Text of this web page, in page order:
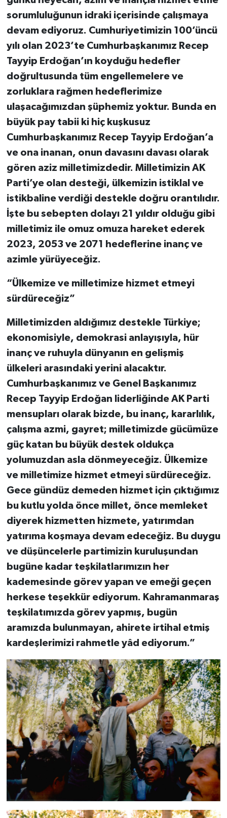
sorumluluğunun idraki içerisinde çalışmaya
devam ediyoruz. Cumhuriyetimizin 100’üncü
yılı olan 2023’te Cumhurbaşkanımız Recep
Tayyip Erdoğan’ın koyduğu hedefler
doğrultusunda tüm engellemelere ve
zorluklara rağmen hedeflerimize
ulaşacağımızdan şüphemiz yoktur. Bunda en
büyük pay tabii ki hiç kuşkusuz
Cumhurbaşkanımız Recep Tayyip Erdoğan’a
ve ona inanan, onun davasını davası olarak
gören aziz milletimizdedir. Milletimizin AK
Parti’ye olan desteği, ülkemizin istiklal ve
istikbaline verdiği destekle doğru orantılıdır.
İşte bu sebepten dolayı 21 yıldır olduğu gibi
milletimiz ile omuz omuza hareket ederek
2023, 2053 ve 2071 hedeflerine inanç ve
azimle yürüyeceğiz.
“Ülkemize ve milletimize hizmet etmeyi
sürdüreceğiz”
Milletimizden aldığımız destekle Türkiye;
ekonomisiyle, demokrasi anlayışıyla, hür
inanç ve ruhuyla dünyanın en gelişmiş
ülkeleri arasındaki yerini alacaktır.
Cumhurbaşkanımız ve Genel Başkanımız
Recep Tayyip Erdoğan liderliğinde AK Parti
mensupları olarak bizde, bu inanç, kararlılık,
çalışma azmi, gayret; milletimizde gücümüze
güç katan bu büyük destek oldukça
yolumuzdan asla dönmeyeceğiz. Ülkemize
ve milletimize hizmet etmeyi sürdüreceğiz.
Gece gündüz demeden hizmet için çıktığımız
bu kutlu yolda önce millet, önce memleket
diyerek hizmetten hizmete, yatırımdan
yatırıma koşmaya devam edeceğiz. Bu duygu
ve düşüncelerle partimizin kuruluşundan
bugüne kadar teşkilatlarımızın her
kademesinde görev yapan ve emeği geçen
herkese teşekkür ediyorum. Kahramanmaraş
teşkilatımızda görev yapmış, bugün
aramızda bulunmayan, ahirete irtihal etmiş
kardeşlerimizi rahmetle yâd ediyorum.”